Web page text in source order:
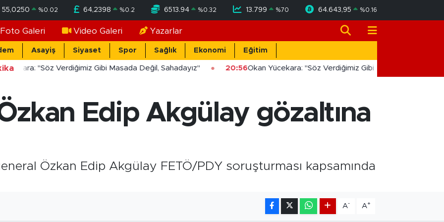
55,0250 %0.02 64,2398 %0.2 6513.94 %0.32 13.799 %70 64.643,95 %0.16
Foto Galeri Video Galeri Yazarlar
Asayiş Siyaset Spor Sağlık Ekonomi Eğitim
"Söz Verdiğimiz Gibi Masada Değil, Sahadayız" 20:56Okan Yücekara: "Söz Verdiğimiz Gibi Masada Değil,
Edip Akgülay gözaltına
Özkan Edip Akgülay FETÖ/PDY soruşturması kapsamında
A- A+